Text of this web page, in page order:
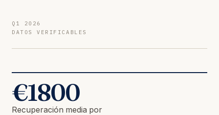
Q1 2026
DATOS VERIFICABLES
€1800
Recuperación media por